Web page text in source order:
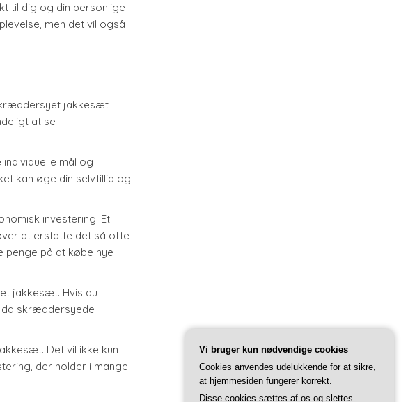
til dig og din personlige
men det vil også
jakkesæt
at se
mål og
kan øge din selvtillid og
investering. Et
at erstatte det så ofte
penge på at købe nye
jakkesæt. Hvis du
skræddersyede
Det vil ikke kun
der holder i mange
Vi bruger kun nødvendige cookies
Cookies anvendes udelukkende for at sikre,
at hjemmesiden fungerer korrekt.
Disse cookies sættes af os og slettes